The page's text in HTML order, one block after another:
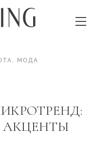
. МОДА
АКЦЕНТЫ